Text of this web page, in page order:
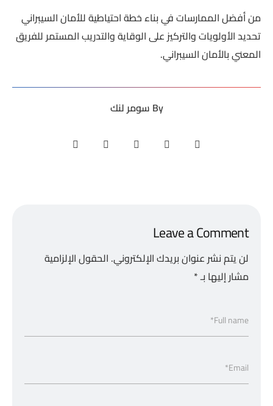
من أفضل الممارسات في بناء خطة احتياطية للأمان السيبراني
تحديد الأولويات والتركيز على الوقاية والتدريب المستمر للفريق
المعني بالأمان السيبراني.
By سومر لنك
Leave a Comment
لن يتم نشر عنوان بريدك الإلكتروني. الحقول الإلزامية
مشار إليها بـ*
Full name*
Email*